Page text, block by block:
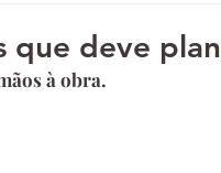
que deve
à obra.